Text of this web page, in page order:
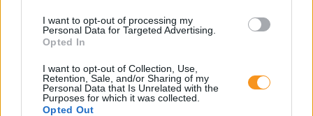
I want to opt-out of processing my
Personal Data for Targeted Advertising.
Opted In
I want to opt-out of Collection, Use,
Retention, Sale, and/or Sharing of my
Personal Data that Is Unrelated with the
Purposes for which it was collected.
Opted Out
Európában becslések szerint évente 250 ezer
gyerek tűnik el – vagyis nagyjából kétpercenként
egy. Az Eltűnt gyerekek világnapján ez a szám
konfliktusok, bántalmazás, szökések, online
kapcsolatok, intézményi hiányok és kamaszkori
krízisek is állhatnak.